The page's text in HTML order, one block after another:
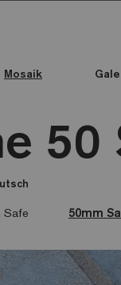
Mosaik
50
Safe 50mm